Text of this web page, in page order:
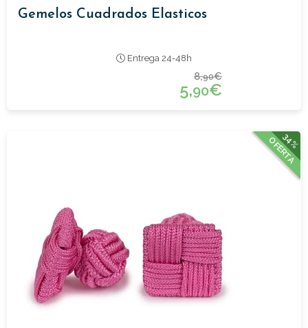
Gemelos Cuadrados Elasticos
Entrega 24-48h
8,90€
5,90€
34%
OFERTA